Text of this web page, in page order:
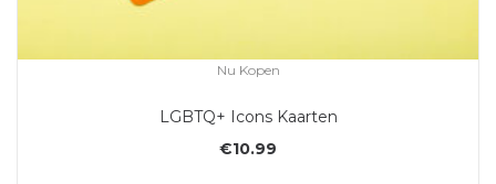
Nu Kopen
LGBTQ+ Icons Kaarten
€10.99